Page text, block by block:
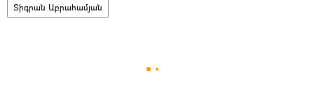
Տիգրան Աբրահամյան